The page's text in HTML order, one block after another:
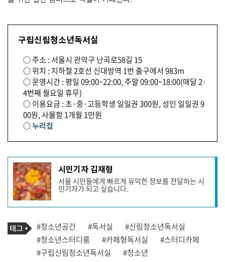
구립신림청소년독서실
○ 주소 : 서울시 관악구 난곡로58길 15
○ 위치 : 지하철 2호선 신대방역 1번 출구에서 983m
○ 운영시간 : 평일 09:00~22:00, 주말 09:00~18:00(매달 2·
4번째 월요일 휴무)
○ 이용요금 : 초·중·고등학생 일일권 300원, 성인 일일권 9
00원, 사물함 1개월 1만원
○누리집
기
사
작
성
자
프
필
시민기자 김재형
서울 시민들에게 빠르게 유익한 정보를 전달하는 시
민기자가 되고 싶습니다.
기
사
관
련
태
태
그
#청소년공간 #독서실
#신림청소년독서실
#청소년스터디룸
#카페형독서실
#스터디카페
#구립신림청소년독서실
#청소년